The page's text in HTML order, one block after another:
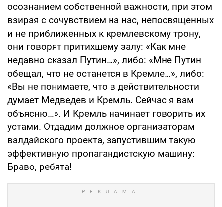
осознанием собственной важности, при этом
взирая с сочувствием на нас, непосвященных
и не приближенных к кремлевскому трону,
они говорят притихшему залу: «Как мне
недавно сказал Путин…», либо: «Мне Путин
обещал, что не останется в Кремле…», либо:
«Вы не понимаете, что в действительности
думает Медведев и Кремль. Сейчас я вам
объясню…». И Кремль начинает говорить их
устами. Отдадим должное организаторам
валдайского проекта, запустившим такую
эффективную пропагандистскую машину:
Браво, ребята!